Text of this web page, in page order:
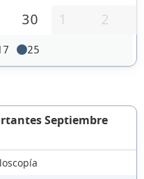
30 1 2
25
Septiembre